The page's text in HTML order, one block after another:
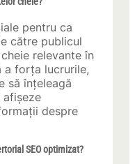
pentru ca
către publicul
relevante în
a forța lucrurile,
să înțeleagă
despre
SEO optimizat?